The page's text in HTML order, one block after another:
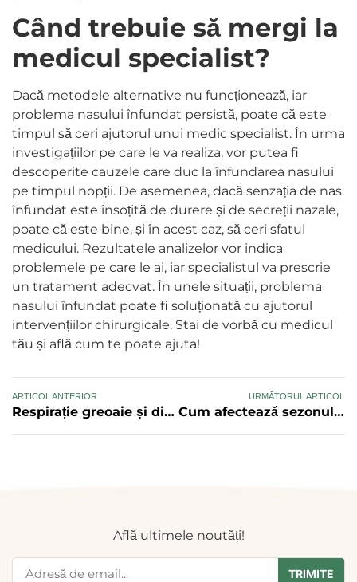
Când trebuie să mergi la
medicul specialist?
Dacă metodele alternative nu funcționează, iar
problema nasului înfundat persistă, poate că este
timpul să ceri ajutorul unui medic specialist. În urma
investigațiilor pe care le va realiza, vor putea fi
descoperite cauzele care duc la înfundarea nasului
pe timpul nopții. De asemenea, dacă senzația de nas
înfundat este însoțită de durere și de secreții nazale,
poate că este bine, și în acest caz, să ceri sfatul
medicului. Rezultatele analizelor vor indica
problemele pe care le ai, iar specialistul va prescrie
un tratament adecvat. În unele situații, problema
nasului înfundat poate fi soluționată cu ajutorul
intervențiilor chirurgicale. Stai de vorbă cu medicul
tău și află cum te poate ajuta!
ARTICOL ANTERIOR
Respirație greoaie și dificilă? Află care sunt cauzele!
URMĂTORUL ARTICOL
Cum afectează sezonul rece sănătatea sinusurilor
Află ultimele noutăți!
TRIMITE